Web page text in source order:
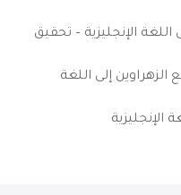
الإنجليزية – تحقيق
إلى اللغة
الإنجليزية